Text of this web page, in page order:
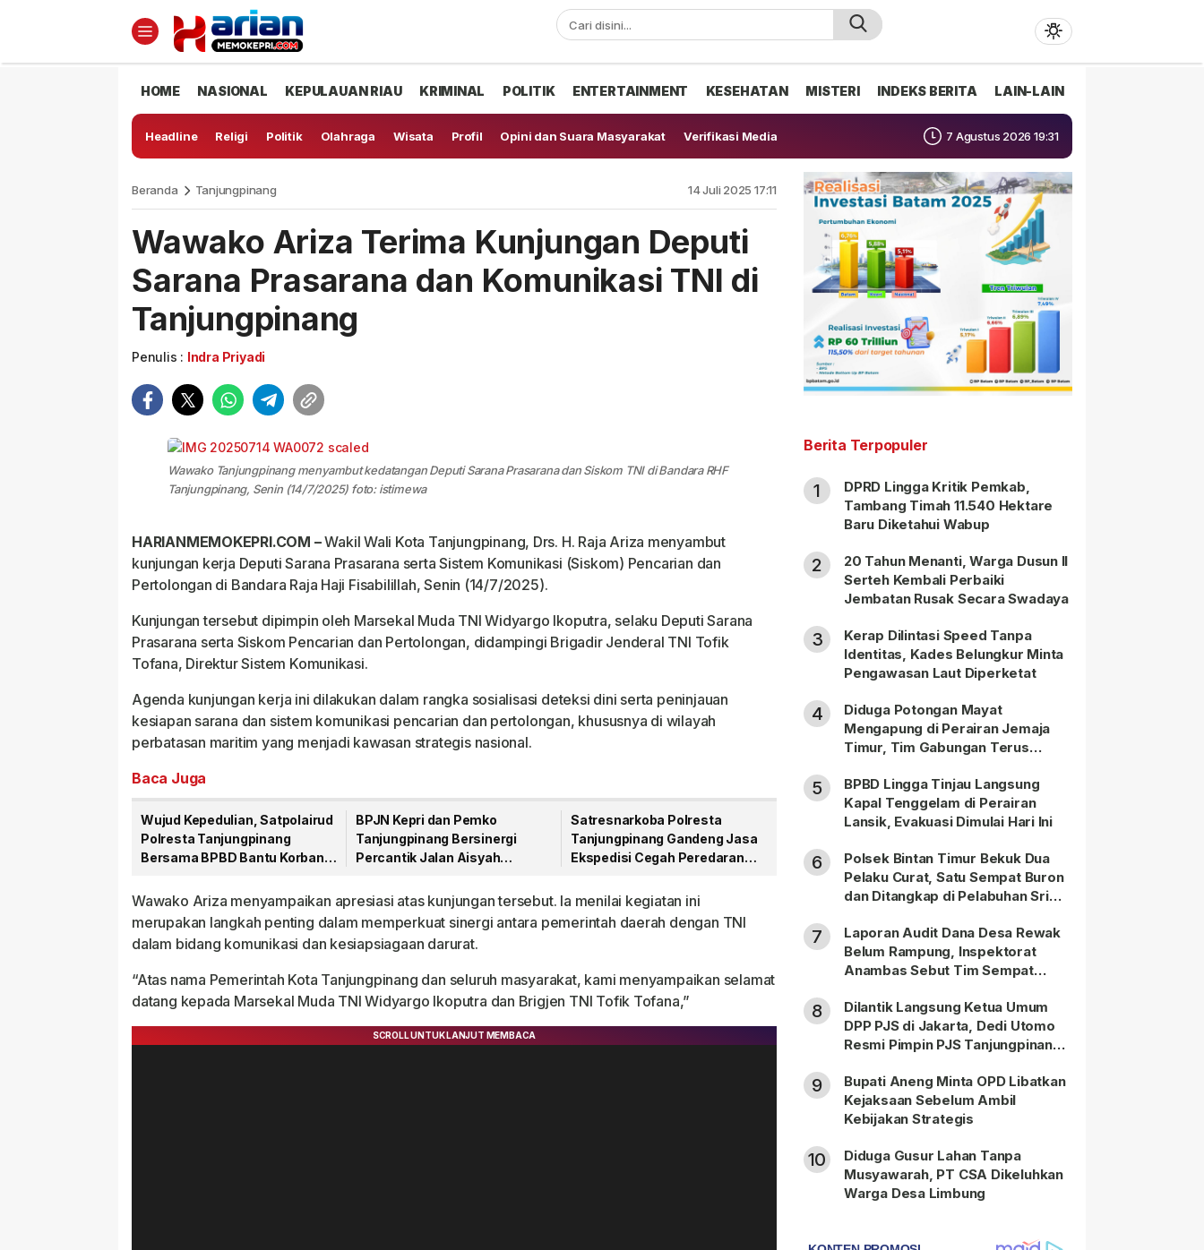
HOME NASIONAL KEPULAUAN RIAU KRIMINAL POLITIK ENTERTAINMENT KESEHATAN MISTERI INDEKS BERITA LAIN-LAIN
Headline Religi Politik Olahraga Wisata Profil Opini dan Suara Masyarakat Verifikasi Media 7 Agustus 2026 19:31
Beranda Tanjungpinang 14 Juli 2025 17:11
Wawako Ariza Terima Kunjungan Deputi
Sarana Prasarana dan Komunikasi TNI di
Tanjungpinang
Penulis : Indra Priyadi
Wawako Tanjungpinang menyambut kedatangan Deputi Sarana Prasarana dan Siskom TNI di Bandara RHF
Tanjungpinang, Senin (14/7/2025) foto: istimewa
HARIANMEMOKEPRI.COM –Wakil Wali Kota Tanjungpinang, Drs. H. Raja Ariza menyambut
kunjungan kerja Deputi Sarana Prasarana serta Sistem Komunikasi (Siskom) Pencarian dan
Pertolongan di Bandara Raja Haji Fisabilillah, Senin (14/7/2025).
Kunjungan tersebut dipimpin oleh Marsekal Muda TNI Widyargo Ikoputra, selaku Deputi Sarana
Prasarana serta Siskom Pencarian dan Pertolongan, didampingi Brigadir Jenderal TNI Tofik
Tofana, Direktur Sistem Komunikasi.
Agenda kunjungan kerja ini dilakukan dalam rangka sosialisasi deteksi dini serta peninjauan
kesiapan sarana dan sistem komunikasi pencarian dan pertolongan, khususnya di wilayah
perbatasan maritim yang menjadi kawasan strategis nasional.
Baca Juga
Wujud Kepedulian, Satpolairud
Polresta Tanjungpinang
Bersama BPBD Bantu Korban
BPJN Kepri dan Pemko
Tanjungpinang Bersinergi
Percantik Jalan Aisyah
Satresnarkoba Polresta
Tanjungpinang Gandeng Jasa
Ekspedisi Cegah Peredaran
Wawako Ariza menyampaikan apresiasi atas kunjungan tersebut. Ia menilai kegiatan ini
merupakan langkah penting dalam memperkuat sinergi antara pemerintah daerah dengan TNI
dalam bidang komunikasi dan kesiapsiagaan darurat.
“Atas nama Pemerintah Kota Tanjungpinang dan seluruh masyarakat, kami menyampaikan selamat
datang kepada Marsekal Muda TNI Widyargo Ikoputra dan Brigjen TNI Tofik Tofana,”
Berita Terpopuler
1
DPRD Lingga Kritik Pemkab,
Tambang Timah 11.540 Hektare
Baru Diketahui Wabup
2
20 Tahun Menanti, Warga Dusun II
Serteh Kembali Perbaiki
Jembatan Rusak Secara Swadaya
3
Kerap Dilintasi Speed Tanpa
Identitas, Kades Belungkur Minta
Pengawasan Laut Diperketat
4
Diduga Potongan Mayat
Mengapung di Perairan Jemaja
Timur, Tim Gabungan Terus
5
BPBD Lingga Tinjau Langsung
Kapal Tenggelam di Perairan
Lansik, Evakuasi Dimulai Hari Ini
6
Polsek Bintan Timur Bekuk Dua
Pelaku Curat, Satu Sempat Buron
dan Ditangkap di Pelabuhan Sri
7
Laporan Audit Dana Desa Rewak
Belum Rampung, Inspektorat
Anambas Sebut Tim Sempat
8
Dilantik Langsung Ketua Umum
DPP PJS di Jakarta, Dedi Utomo
Resmi Pimpin PJS Tanjungpinang-
9
Bupati Aneng Minta OPD Libatkan
Kejaksaan Sebelum Ambil
Kebijakan Strategis
10
Diduga Gusur Lahan Tanpa
Musyawarah, PT CSA Dikeluhkan
Warga Desa Limbung